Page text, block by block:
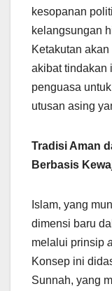
kesopanan
kelangsungan
Ketakutan
akibat tindakan
penguasa
utusan asing
Tradisi Aman
Berbasis
Islam, yang
dimensi baru
melalui prinsip
Konsep ini
Sunnah, yang